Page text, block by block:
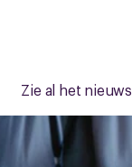
Zie al het nieuws